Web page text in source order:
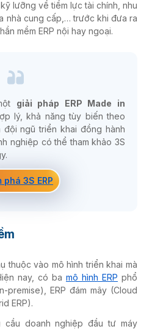
lưỡng về tiềm lực tài chính, nhu
nhà cung cấp,… trước khi đưa ra
mềm ERP nội hay ngoại.
giải pháp ERP Made in
lý, khả năng tùy biến theo
ngũ triển khai đồng hành
nghiệp có thể tham khảo 3S
phá 3S ERP
thuộc vào mô hình triển khai mà
nay, có ba mô hình ERP phổ
premise), ERP đám mây (Cloud
ERP).
cầu doanh nghiệp đầu tư máy